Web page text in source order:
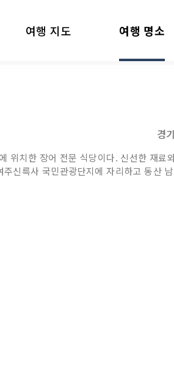
여행 지도 여행 명소
경
위치한 장어 전문 식당이다. 신선한 재
주신륵사 국민관광단지에 자리하고 동산